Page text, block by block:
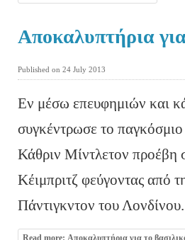
Αποκαλυπτήρια
Published on 24 July 2013
Εν μέσω επευφημιών και
συγκέντρωσε το παγκόσμιο
Κάθριν Μίντλετον προέβη
Κέιμπριτζ φεύγοντας από
Πάντιγκντον του Λονδίνου.
Read more: Αποκαλυπτήρια για το